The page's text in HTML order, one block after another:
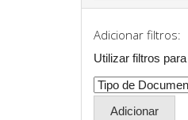
Adicionar filtros:
Utilizar filtros